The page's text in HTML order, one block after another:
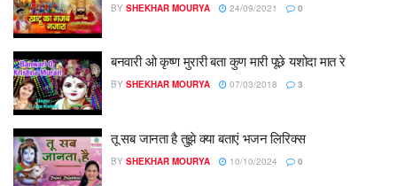
BY SHEKHAR MOURYA 24/09/2021 0
बनवारी ओ कृष्ण मुरारी बता कुण मारी पूछे यशोदा मात रे
BY SHEKHAR MOURYA 07/03/2018 3
तू सब जानता है तुझे क्या बताएं भजन लिरिक्स
BY SHEKHAR MOURYA 10/10/2024 0